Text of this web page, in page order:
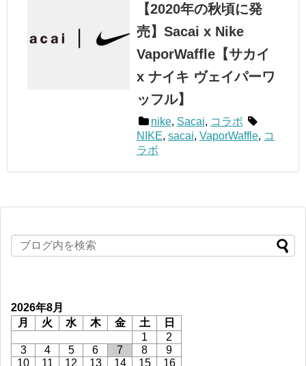
【2020年の秋頃に発
売】Sacai x Nike
VaporWaffle【サカイ
x ナイキ ヴェイパーワ
ッフル】
nike, Sacai, コラボ
NIKE, sacai, VaporWaffle, コ
ラボ
2026年8月
月
火 水 木 金 土
日
1
2
3
4 5 6 7 8
9
10
11 12 13 14 15 16